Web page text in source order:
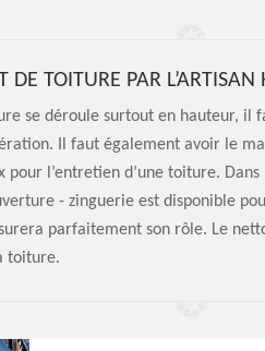
DE TOITURE PAR
se déroule surtout en hauteur, il
Il faut également avoir le
pour l’entretien d’une toiture.
- zinguerie est disponible
parfaitement son rôle. Le
toiture.